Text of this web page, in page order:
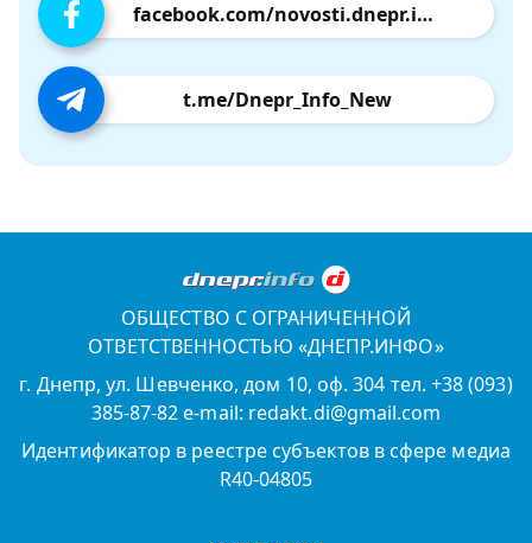
facebook.com/novosti.dnepr.info
t.me/Dnepr_Info_New
ОБЩЕСТВО С ОГРАНИЧЕННОЙ
ОТВЕТСТВЕННОСТЬЮ «ДНЕПР.ИНФО»
г. Днепр, ул. Шевченко, дом 10, оф. 304 тел. +38 (093)
385-87-82 e-mail: redakt.di@gmail.com
Идентификатор в реестре субъектов в сфере медиа
R40-04805